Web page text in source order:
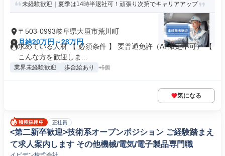
未経験歓迎｜夏季は14時半退社可！頑張り次第でキャリアアップ
〒503-0993岐阜県大垣市荒川町
月給20万円～28万円
求めている人材 【 必須条件 】 要普通免許（AT限定不可） 【
こんな方を歓迎しま...
業界未経験歓迎 歩合給あり +6個
気になる
正社員
<第二新卒歓迎>技術系オープンポジション ご経験踏まえ
て求人案内します その他機械/電気/電子製品専門職